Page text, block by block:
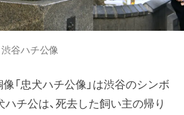
渋谷ハチ公像
「忠犬ハチ公像」は渋谷のシンボ
チ公は、死去した飼い主の帰り